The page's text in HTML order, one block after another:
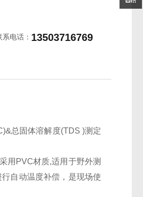
系电话： 13503716769
总固体溶解度(TDS )测定
用PVC材质,适用于野外测
自动温度补偿，是现场使